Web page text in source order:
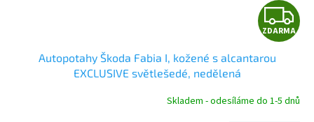
Z
D
R
ZDARMA
Autopotahy Škoda Fabia I, kožené s alcantarou
EXCLUSIVE světlešedé, nedělená
Skladem - odesíláme do 1-5 dnů